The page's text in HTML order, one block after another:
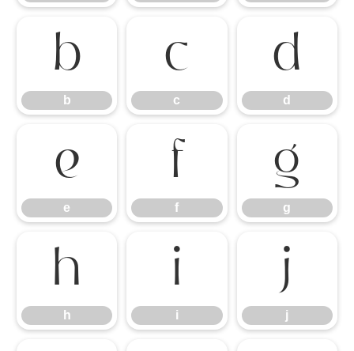
b
b
c
c
d
d
e
e
f
f
g
g
h
h
i
i
j
j